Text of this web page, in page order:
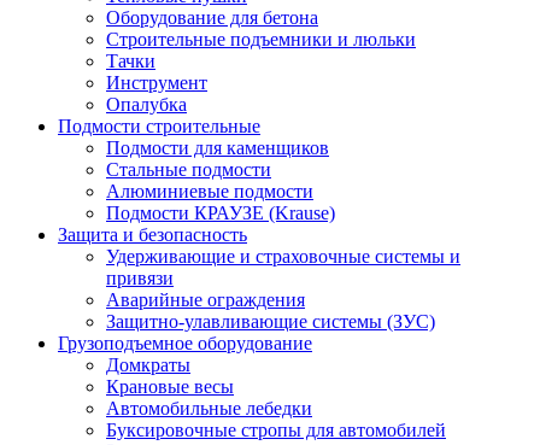
Оборудование для бетона
Строительные подъемники и люльки
Тачки
Инструмент
Опалубка
Подмости строительные
Подмости для каменщиков
Стальные подмости
Алюминиевые подмости
Подмости КРАУЗЕ (Krause)
Защита и безопасность
Удерживающие и страховочные системы и
привязи
Аварийные ограждения
Защитно-улавливающие системы (ЗУС)
Грузоподъемное оборудование
Домкраты
Крановые весы
Автомобильные лебедки
Буксировочные стропы для автомобилей